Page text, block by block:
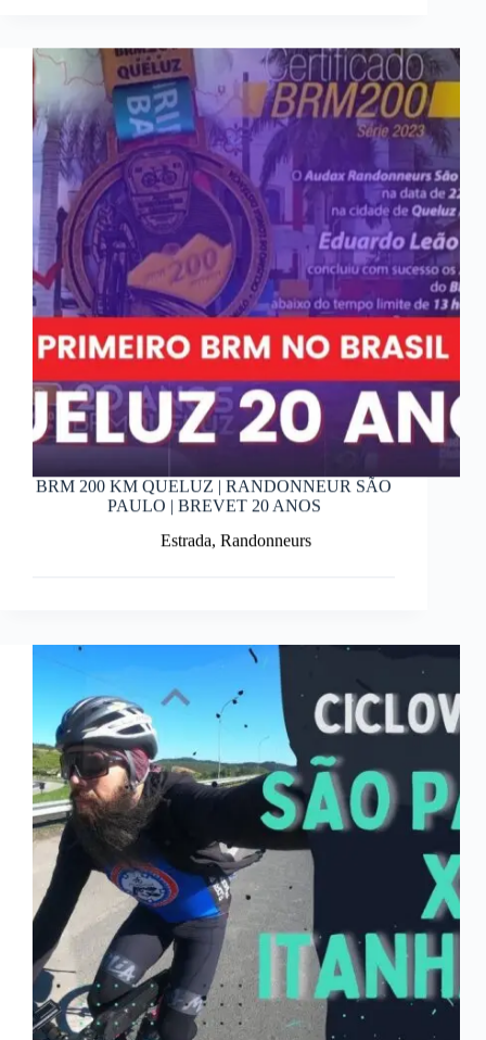
BRM 200 KM QUELUZ | RANDONNEUR SÃO
PAULO | BREVET 20 ANOS
Estrada, Randonneurs